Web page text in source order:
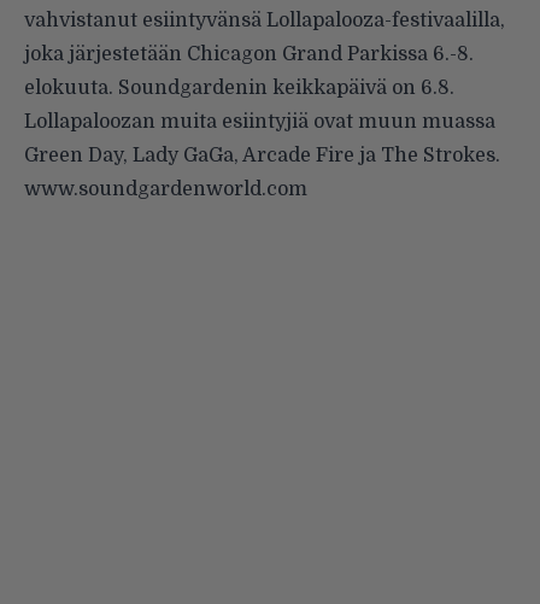
vahvistanut esiintyvänsä Lollapalooza-festivaalilla,
joka järjestetään Chicagon Grand Parkissa 6.-8.
elokuuta. Soundgardenin keikkapäivä on 6.8.
Lollapaloozan muita esiintyjiä ovat muun muassa
Green Day, Lady GaGa, Arcade Fire ja The Strokes.
www.soundgardenworld.com